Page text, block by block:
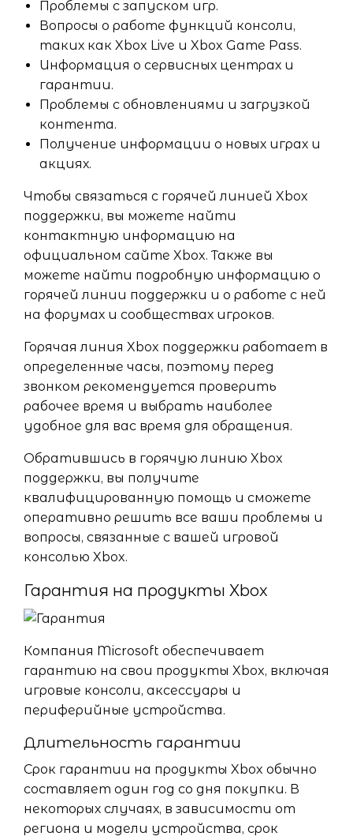
Проблемы с запуском игр.
Вопросы о работе функций консоли,
таких как Xbox Live и Xbox Game Pass.
Информация о сервисных центрах и
гарантии.
Проблемы с обновлениями и загрузкой
контента.
Получение информации о новых играх и
акциях.
Чтобы связаться с горячей линией Xbox
поддержки, вы можете найти
контактную информацию на
официальном сайте Xbox. Также вы
можете найти подробную информацию о
горячей линии поддержки и о работе с ней
на форумах и сообществах игроков.
Горячая линия Xbox поддержки работает в
определенные часы, поэтому перед
звонком рекомендуется проверить
рабочее время и выбрать наиболее
удобное для вас время для обращения.
Обратившись в горячую линию Xbox
поддержки, вы получите
квалифицированную помощь и сможете
оперативно решить все ваши проблемы и
вопросы, связанные с вашей игровой
консолью Xbox.
Гарантия на продукты Xbox
Компания Microsoft обеспечивает
гарантию на свои продукты Xbox, включая
игровые консоли, аксессуары и
периферийные устройства.
Длительность гарантии
Срок гарантии на продукты Xbox обычно
составляет один год со дня покупки. В
некоторых случаях, в зависимости от
региона и модели устройства, срок